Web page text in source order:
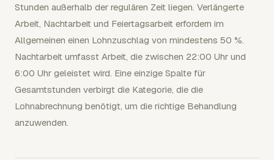
Stunden außerhalb der regulären Zeit liegen. Verlängerte
Arbeit, Nachtarbeit und Feiertagsarbeit erfordern im
Allgemeinen einen Lohnzuschlag von mindestens 50 %.
Nachtarbeit umfasst Arbeit, die zwischen 22:00 Uhr und
6:00 Uhr geleistet wird. Eine einzige Spalte für
Gesamtstunden verbirgt die Kategorie, die die
Lohnabrechnung benötigt, um die richtige Behandlung
anzuwenden.